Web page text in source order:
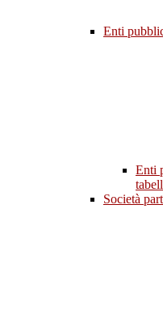
Enti
Enti
Società